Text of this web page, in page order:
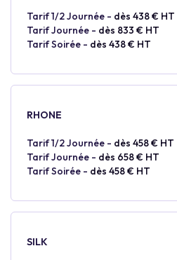
Tarif 1/2 Journée - dès 438 € HT
Tarif Journée - dès 833 € HT
Tarif Soirée - dès 438 € HT
RHONE
Tarif 1/2 Journée - dès 458 € HT
Tarif Journée - dès 658 € HT
Tarif Soirée - dès 458 € HT
SILK